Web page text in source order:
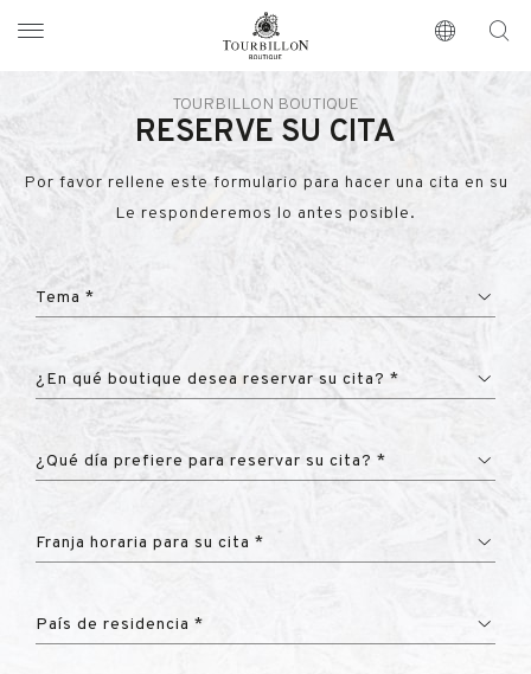
https://www.tourbillon.com/index.php/es
TOURBILLON BOUTIQUE
RESERVE SU CITA
Por favor rellene este formulario para hacer una cita en su
Le responderemos lo antes posible.
Tema *
¿En qué boutique desea reservar su cita? *
¿Qué día prefiere para reservar su cita? *
Franja horaria para su cita *
País de residencia *